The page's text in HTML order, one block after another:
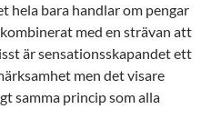
hela bara handlar om pengar
med en strävan att
är sensationsskapandet ett
men det visare
samma princip som alla